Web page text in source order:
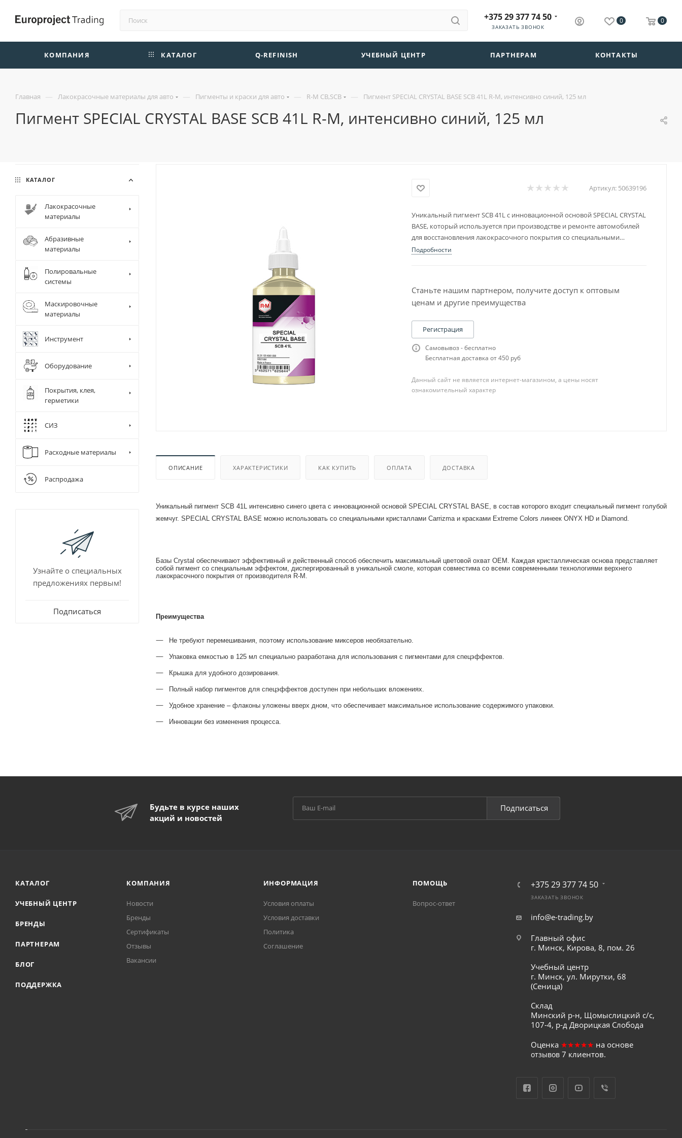
+375 29 377 74 50
ЗАКАЗАТЬ ЗВОНОК
0 0
КОМПАНИЯ КАТАЛОГ Q-REFINISH УЧЕБНЫЙ ЦЕНТР ПАРТНЕРАМ КОНТАКТЫ
Главная — Лакокрасочные материалы для авто — Пигменты и краски для авто — R-M CB,SCB — Пигмент SPECIAL CRYSTAL BASE SCB 41L R-M, интенсивно синий, 125 мл
Пигмент SPECIAL CRYSTAL BASE SCB 41L R-M, интенсивно синий, 125 мл
Артикул: 50639196
Уникальный пигмент SCB 41L с инновационной основой SPECIAL CRYSTAL
BASE, который используется при производстве и ремонте автомобилей
для восстановления лакокрасочного покрытия со специальными
эффектами.
Подробности
Станьте нашим партнером, получите доступ к оптовым
ценам и другие преимущества
Регистрация
Самовывоз - бесплатно
Бесплатная доставка от 450 руб
Данный сайт не является интернет-магазином, а цены носят
ознакомительный характер
ОПИСАНИЕ ХАРАКТЕРИСТИКИ КАК КУПИТЬ ОПЛАТА ДОСТАВКА
Уникальный пигмент SCB 41L интенсивно синего цвета с инновационной основой SPECIAL CRYSTAL BASE, в состав которого входит специальный пигмент голубой
жемчуг. SPECIAL CRYSTAL BASE можно использовать со специальными кристаллами Carrizma и красками Extreme Colors линеек ONYX HD и Diamond.
Базы Crystal обеспечивают эффективный и действенный способ обеспечить максимальный цветовой охват OEM. Каждая кристаллическая основа представляет
собой пигмент со специальным эффектом, диспергированный в уникальной смоле, которая совместима со всеми современными технологиями верхнего
лакокрасочного покрытия от производителя R-M.
Преимущества
Не требуют перемешивания, поэтому использование миксеров необязательно.
Упаковка емкостью в 125 мл специально разработана для использования с пигментами для спецэффектов.
Крышка для удобного дозирования.
Полный набор пигментов для спецэффектов доступен при небольших вложениях.
Удобное хранение – флаконы уложены вверх дном, что обеспечивает максимальное использование содержимого упаковки.
Инновации без изменения процесса.
КАТАЛОГ
Лакокрасочные
материалы
R-M UNO
Для очистки оборудования
Разбавители
Абразивные
материалы
Полировальные
системы
Маскировочные
материалы
Инструмент
Оборудование
Покрытия, клея,
герметики
СИЗ
Расходные материалы
Распродажа
Узнайте о специальных
предложениях первым!
Подписаться
Будьте в курсе наших
акций и новостей
Подписаться
КАТАЛОГ
УЧЕБНЫЙ ЦЕНТР
БРЕНДЫ
ПАРТНЕРАМ
БЛОГ
ПОДДЕРЖКА
КОМПАНИЯ
Новости
Бренды
Сертификаты
Отзывы
Вакансии
ИНФОРМАЦИЯ
Условия оплаты
Условия доставки
Политика
Соглашение
ПОМОЩЬ
Вопрос-ответ
+375 29 377 74 50
ЗАКАЗАТЬ ЗВОНОК
info@e-trading.by
Главный офис
г. Минск, Кирова, 8, пом. 26
Учебный центр
г. Минск, ул. Мирутки, 68
(Сеница)
Склад
Минский р-н, Щомыслицкий с/с,
107-4, р-д Дворицкая Слобода
Оценка ★★★★★ на основе
отзывов 7 клиентов.